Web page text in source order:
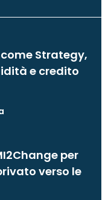
Strategy,
e credito
per
verso le